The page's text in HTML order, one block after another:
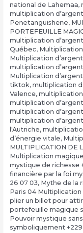
national de Lahemaa,
multiplication
Penetanguishene,
PORTEFEUILLE
multiplication
Québec,
Multiplication
multiplication
Multiplication
tiktok, multiplication
Valence, multiplication
multiplication
multiplication
multiplication
l'Autriche,
d’énergie vitale,
MULTIPLICATION DE
Multiplication
mystique de richesse
financière par la foi
26 07 03, Mythe de la
Paris 04
plier un billet pour
portefeuille magique
Pouvoir mystique
symboliquement